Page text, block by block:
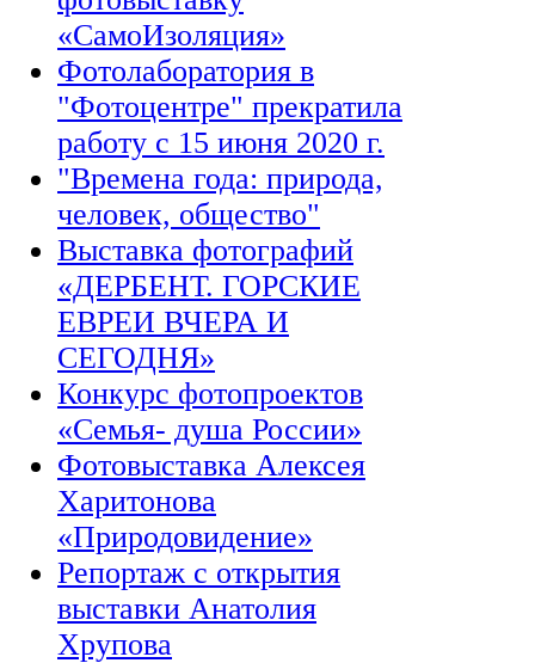
«СамоИзоляция»
Фотолаборатория в
"Фотоцентре" прекратила
работу с 15 июня 2020 г.
"Времена года: природа,
человек, общество"
Выставка фотографий
«ДЕРБЕНТ. ГОРСКИЕ
ЕВРЕИ ВЧЕРА И
СЕГОДНЯ»
Конкурс фотопроектов
«Семья- душа России»
Фотовыставка Алексея
Харитонова
«Природовидение»
Репортаж с открытия
выставки Анатолия
Хрупова